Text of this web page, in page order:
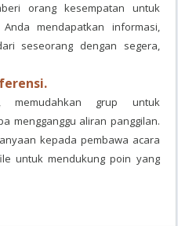
orang kesempatan untuk
mendapatkan informasi,
seseorang dengan segera,
memudahkan grup untuk
mengganggu aliran panggilan.
kepada pembawa acara
untuk mendukung poin yang